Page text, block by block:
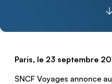
Paris, le 23 septembre
SNCF Voyages annonce